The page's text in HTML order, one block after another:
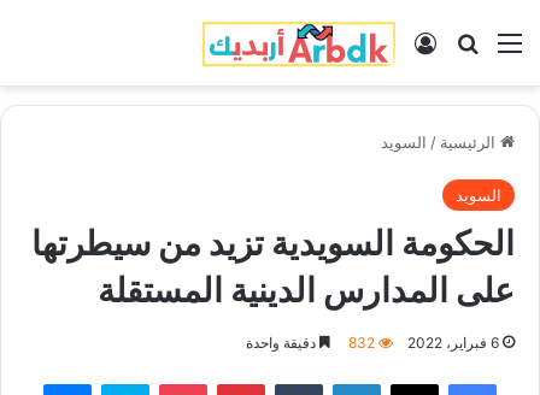
القائمة بحث عنتسجيل الدخول
الرئيسية / السويد
السويد
الحكومة السويدية تزيد من سيطرتها
على المدارس الدينية المستقلة
6 فبراير، 2022 832 دقيقة واحدة
فيسبوك لينكدإن بينتيريست سكايب